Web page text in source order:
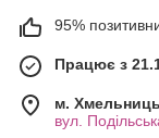
95%
Працює з
м.
вул.